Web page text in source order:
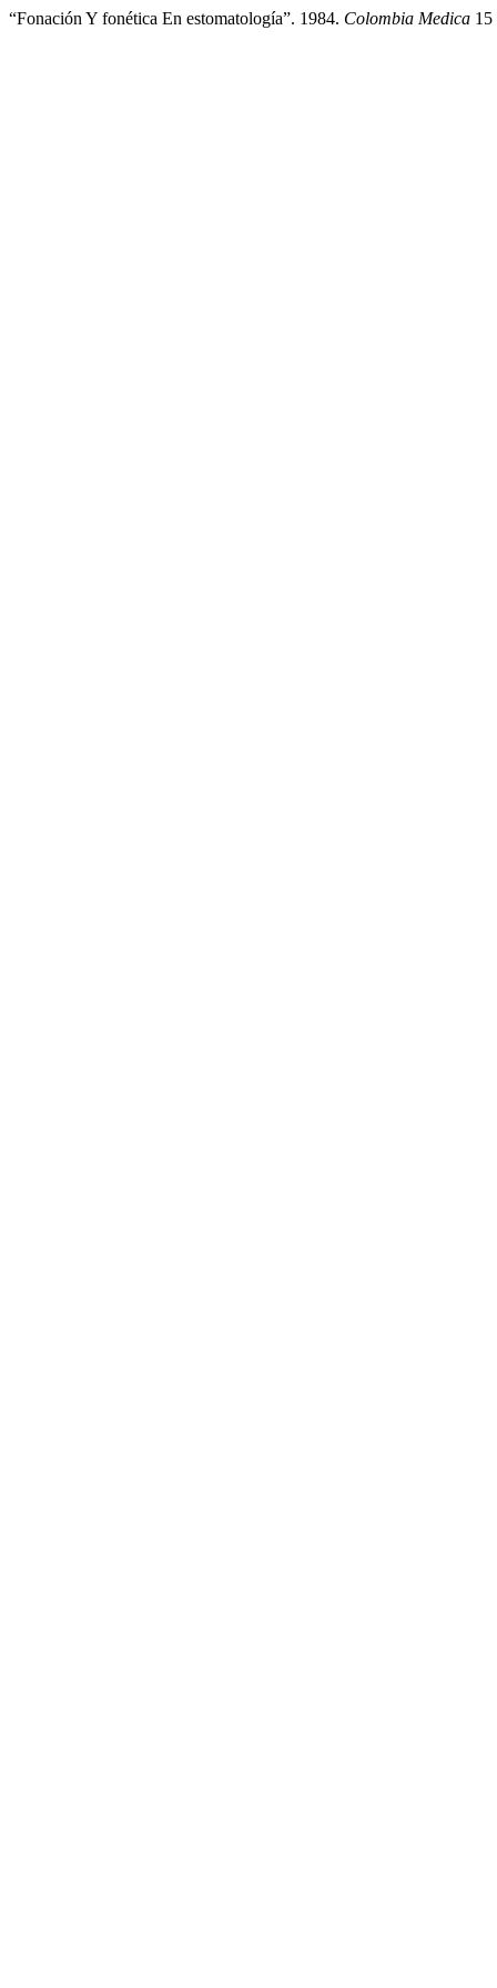
“Fonación Y fonética En estomatología”. 1984. Colombia Medica